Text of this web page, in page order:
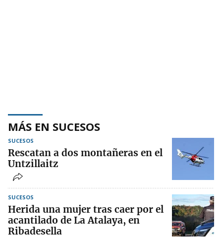
MÁS EN SUCESOS
SUCESOS
Rescatan a dos montañeras en el
Untzillaitz
SUCESOS
Herida una mujer tras caer por el
acantilado de La Atalaya, en
Ribadesella